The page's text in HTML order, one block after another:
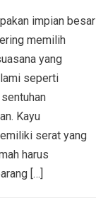
impian besar
memilih
yang
seperti
Kayu
serat yang
harus
[…]